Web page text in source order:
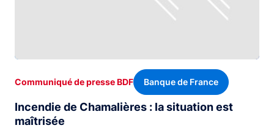
Incendie de Chamalières : la situation est
maîtrisée
Communiqué de presse BDF Banque de France